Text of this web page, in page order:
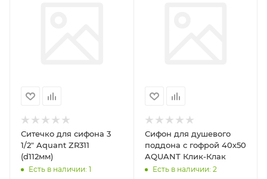
Ситечко для сифона 3
1/2" Aquant ZR311
(d112мм)
Есть в наличии: 1
Сифон для душевого
поддона с гофрой 40х50
AQUANT Клик-Клак
Есть в наличии: 2